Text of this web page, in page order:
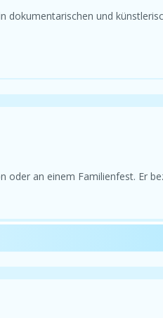
und
oder an einem Familienfest. Er